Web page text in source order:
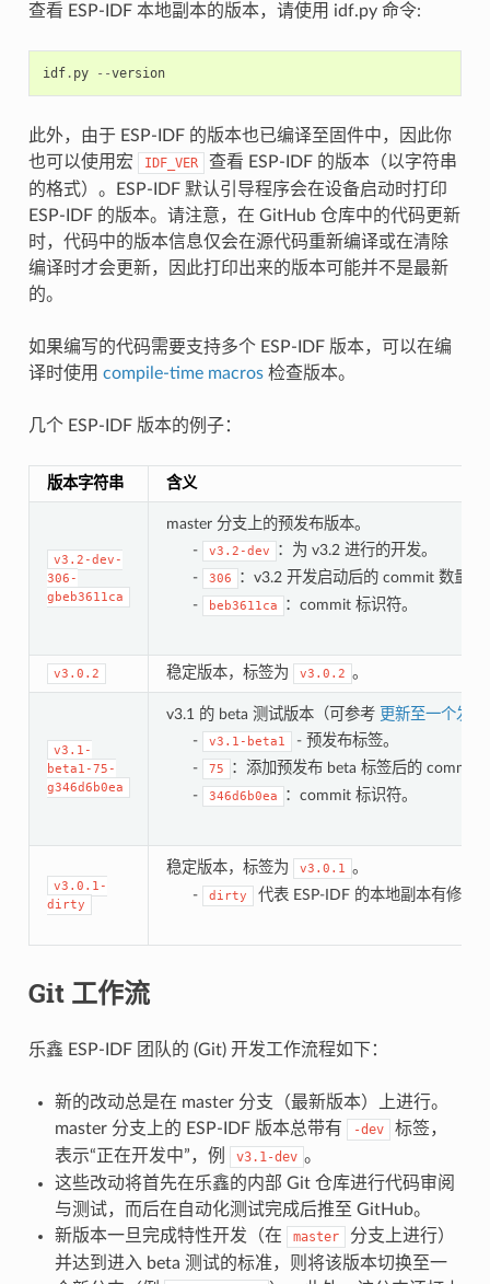
查看 ESP-IDF 本地副本的版本，请使用 idf.py 命令:
idf. py --version
此外，由于 ESP-IDF 的版本也已编译至固件中，因此你
也可以使用宏
IDF_VER
查看 ESP-IDF 的版本（以字符串
的格式）。ESP-IDF 默认引导程序会在设备启动时打印
ESP-IDF 的版本。请注意，在 GitHub 仓库中的代码更新
时，代码中的版本信息仅会在源代码重新编译或在清除
编译时才会更新，因此打印出来的版本可能并不是最新
的。
如果编写的代码需要支持多个 ESP-IDF 版本，可以在编
译时使用 compile-time macros检查版本。
几个 ESP-IDF 版本的例子：
版本字符串 含义
v3.2-dev-
306-
gbeb3611ca
master 分支上的预发布版本。
-
v3.2-dev
：为 v3.2 进行的开发。
-
306
：v3.2 开发启动后的 commit 数量。
-
beb3611ca ：commit 标识符。
v3.0.2 稳定版本，标签为 v3.0.2 。
v3.1-
beta1-75-
g346d6b0ea
v3.1 的 beta 测试版本（可参考 更新至一个发
-
v3.1-beta1
- 预发布标签。
-
75
：添加预发布 beta 标签后的 commit
-
346d6b0ea ：commit 标识符。
v3.0.1-
dirty
稳定版本，标签为 v3.0.1 。
-
dirty 代表 ESP-IDF 的本地副本有修改
Git 工作流
乐鑫 ESP-IDF 团队的 (Git) 开发工作流程如下：
新的改动总是在 master 分支（最新版本）上进行。
master 分支上的 ESP-IDF 版本总带有
-dev
标签，
表示“正在开发中”，例
v3.1-dev 。
这些改动将首先在乐鑫的内部 Git 仓库进行代码审阅
与测试，而后在自动化测试完成后推至 GitHub。
新版本一旦完成特性开发（在
master
分支上进行）
并达到进入 beta 测试的标准，则将该版本切换至一